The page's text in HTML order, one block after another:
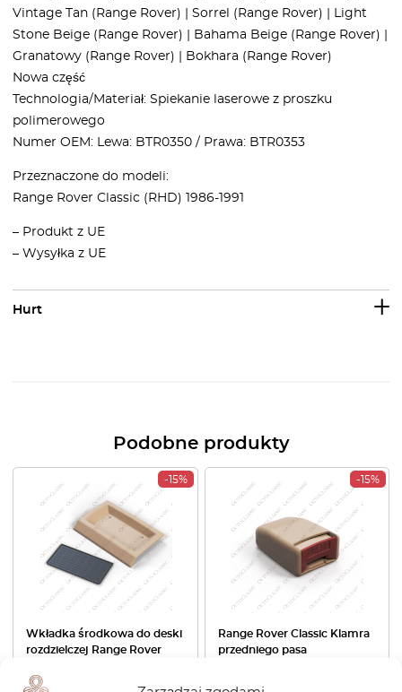
Vintage Tan (Range Rover) | Sorrel (Range Rover) | Light
Stone Beige (Range Rover) | Bahama Beige (Range Rover) |
Granatowy (Range Rover) | Bokhara (Range Rover)
Nowa część
Technologia/Materiał: Spiekanie laserowe z proszku
polimerowego
Numer OEM: Lewa: BTR0350 / Prawa: BTR0353
Przeznaczone do modeli:
Range Rover Classic (RHD) 1986-1991
– Produkt z UE
– Wysyłka z UE
Hurt
Podobne produkty
-15%
Wkładka środkowa do deski
rozdzielczej Range Rover
MTC5520 i MTC6019
-15%
Range Rover Classic Klamra
przedniego pasa